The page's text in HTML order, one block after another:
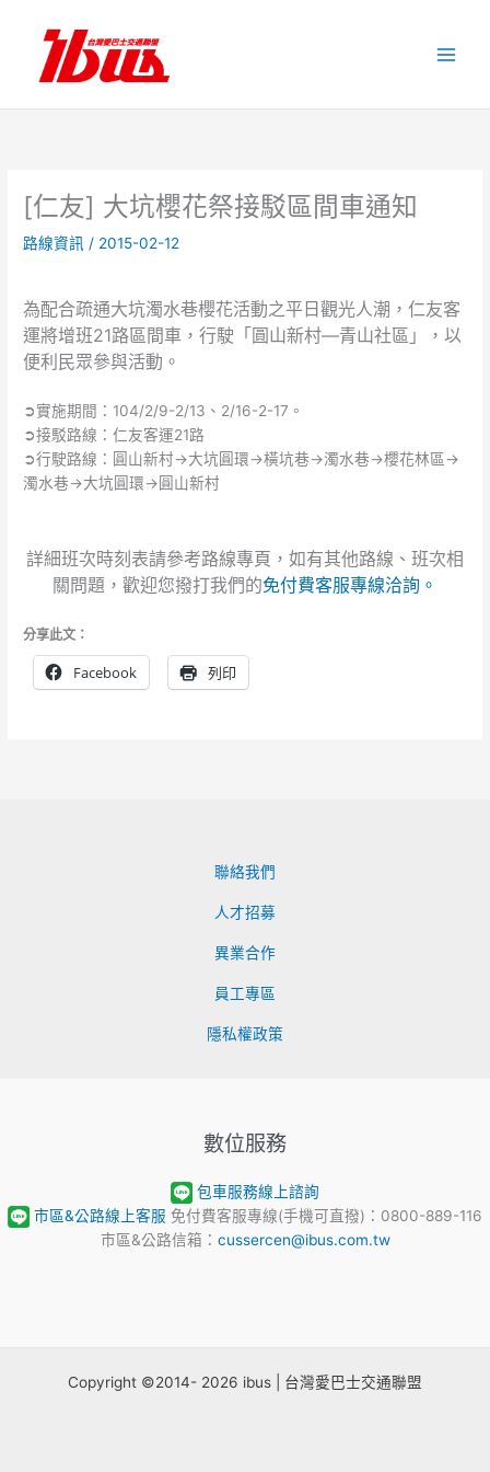
內
[仁友] 大坑櫻花祭接駁區間車通知
路線資訊 / 2015-02-12
為配合疏通大坑濁水巷櫻花活動之平日觀光人潮，仁友客
運將增班21路區間車，行駛「圓山新村—青山社區」，以
便利民眾參與活動。
➲實施期間：104/2/9-2/13、2/16-2-17。
➲接駁路線：仁友客運21路
➲行駛路線：圓山新村→大坑圓環→橫坑巷→濁水巷→櫻花林區→
濁水巷→大坑圓環→圓山新村
詳細班次時刻表請參考路線專頁，如有其他路線、班次相
關問題，歡迎您撥打我們的免付費客服專線洽詢。
分享此文：
Facebook 列印
聯絡我們
人才招募
異業合作
員工專區
隱私權政策
數位服務
包車服務線上諮詢
市區&公路線上客服 免付費客服專線(手機可直撥)：0800-889-116
市區&公路信箱： cussercen@ibus.com.tw
Copyright ©2014- 2026 ibus | 台灣愛巴士交通聯盟